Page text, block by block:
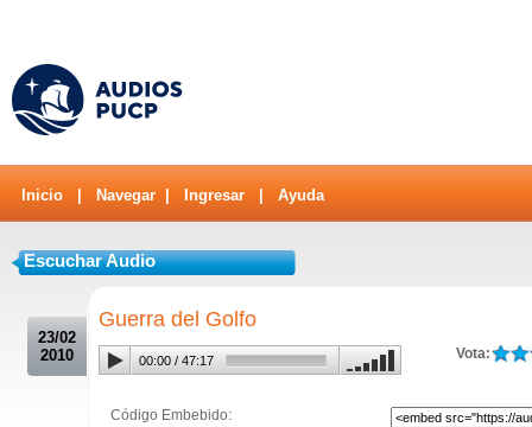
Inicio Navegar Ingresar Ayuda
Escuchar Audio
23/02
2010
Guerra del Golfo
Vota:
00:00 / 47:17
Código Embebido: